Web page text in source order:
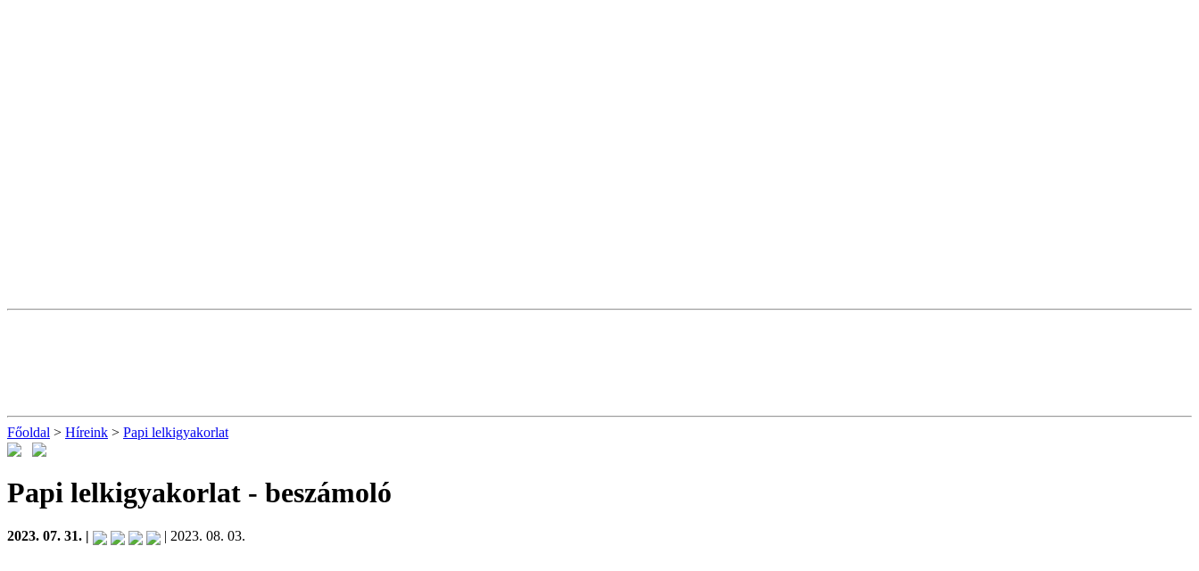
Főoldal > Híreink > Papi lelkigyakorlat
Papi lelkigyakorlat - beszámoló
2023. 07. 31. | | 2023. 08. 03.